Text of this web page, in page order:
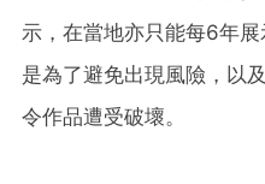
示，在當地亦只能每6年
是為了避免出現風險，以
令作品遭受破壞。